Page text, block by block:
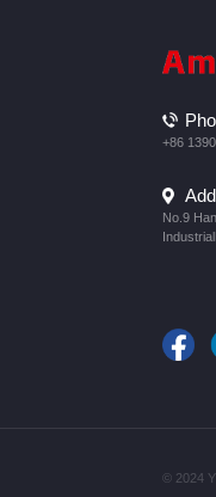
+86
No.9
© 2024